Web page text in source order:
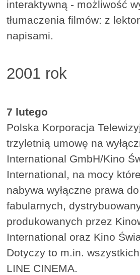
interaktywną - możliwość
tłumaczenia filmów: z
napisami.
2001 rok
7 lutego
Polska Korporacja
trzyletnią umowę na
International GmbH/Kino
International, na mocy
nabywa wyłączne prawa
fabularnych,
produkowanych przez
International oraz Kino
Dotyczy to m.in.
LINE CINEMA.